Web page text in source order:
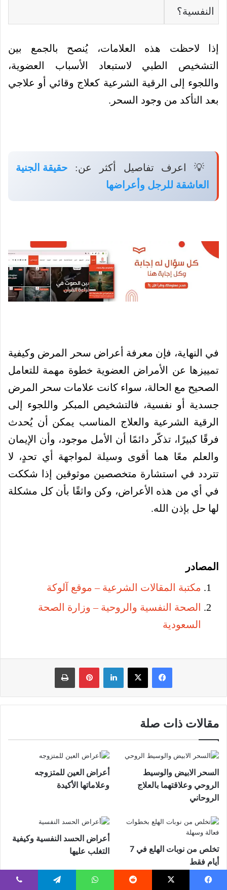
النفسية؟
إذا لاحظت هذه العلامات، يُنصح بالجمع بين
التشخيص الطبي لاستبعاد الأسباب العضوية،
واللجوء إلى الرقية الشرعية كعلاج وقائي أو علاجي
بعد التأكد من وجود السحر.
💡 اعرف تفاصيل أكثر عن: حقيقة الجنية
العاشقة للرجل وأعراضها
في النهاية، فإن معرفة أعراض سحر المرض وكيفية
تمييزها عن الأمراض العضوية خطوة مهمة للتعامل
الصحيح مع الحالة، سواء كانت علامات سحر المرض
جسدية أو نفسية، فالتشخيص المبكر واللجوء إلى
الرقية الشرعية والعلاج المناسب يمكن أن يُحدث
فرقًا كبيرًا، تذكّر دائمًا أن الأمل موجود، وأن الإيمان
والعلم معًا هما أقوى وسيلة لمواجهة أي تحدٍ، لا
تتردد في استشارة متخصصين موثوقين إذا شككت
في أي من هذه الأعراض، وكن واثقًا بأن كل مشكلة
لها حل بإذن الله.
المصادر
مكتبة المقالات الشرعية – موقع آلوكة
الصحة النفسية والروحية – وزارة الصحة
السعودية
فيسبوك لينكدإن بينتيريست
مقالات ذات صلة
السحر الابيض والوسيط
الروحي وعلاقتهما بالعلاج
الروحاني
أعراض العين للمتزوجه
وعلاماتها الأكيدة
تخلص من نوبات الهلع في 7
أيام فقط
أعراض الحسد النفسية وكيفية
التغلب عليها